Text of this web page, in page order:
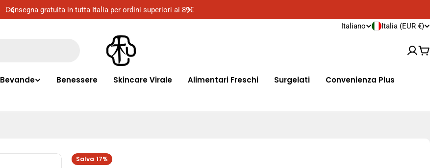
Consegna gratuita a Milano per ordini superiori ai 50€
L
n
u
Italiano
P
e
e
Italia (EUR €)
Bevande Benessere Skincare Virale Alimentari Freschi Surgelati
Convenienza Plus
Salva 17%